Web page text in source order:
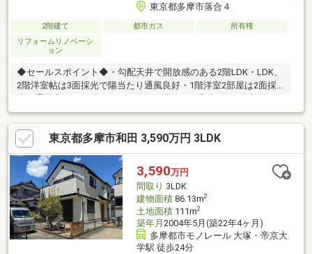
東京都多摩市落合４
2階建て 都市ガス
所有権
リフォームリノベーシ
ョン
◆セールスポイント◆・勾配天井で開放感のある2階LDK・LDK、
2階洋室帖は3面採光で陽当たり通風良好・1階洋室2部屋は2面採
徒歩10分圏内に小学校・中学校、コンビニ、スーパー、公園のあ
る良好な住環境◆物件概要◆・土地面積：97.88㎡（29.60坪）・
建物面積：97.70㎡・間取り：3ＬＤＫ・構造：木造スレート葺2階
建・築年月：1985年1月築・駐車場：カースペース1台可（車種に
よる）
東京都多摩市和田 3,590万円 3LDK
3,590万円
間取り 3LDK
建物面積86.13m2
土地面積111m2
築年月 2004年5月(築22年4ヶ月)
多摩都市モノレール 大塚・帝京大
学駅 徒歩24分